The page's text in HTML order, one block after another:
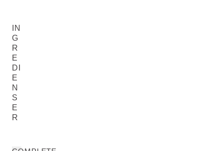
IN
G
R
E
DI
E
N
S
E
R